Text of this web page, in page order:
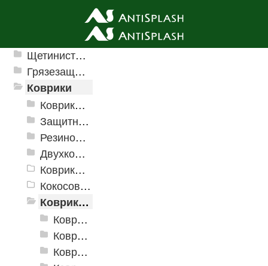
Ячеистые грязезащитные покрытия
Щетинистые покрытия
Грязезащитные, влаговпитывающие покрытия
Коврики
Коврики влаговпитывающие
Защитные коврики и лотки
Резиновые коврики
Двухкомпонентные коврики
Коврики на пенорезине
Кокосовые коврики
Коврики для ванн
Коврики для ванн «V-Line»
Коврики для ванн «V-Line», фотопечать
Коврики для ванн против скольжения